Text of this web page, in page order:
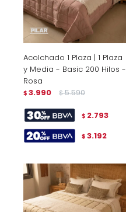
Acolchado 1 Plaza | 1 Plaza
y Media - Basic 200 Hilos -
Rosa
$ 3.990 $ 5.590
$ 2.793
$ 3.192